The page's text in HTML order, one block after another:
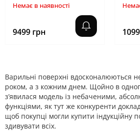
Немає в наявності
9499 грн
Варильні поверхні вдосконалюються
роком, а з кожним днем. Щойно в
з’явилася модель із небаченими,
функціями, як тут же конкуренти
щоб покупці могли купити індукційну
здивувати всіх.